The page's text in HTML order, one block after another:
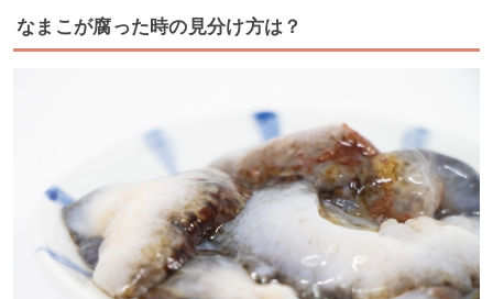
なまこが腐った時の見分け方は？